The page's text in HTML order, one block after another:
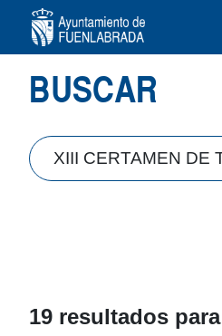
Búsqueda
BUSCAR
19 resultados para